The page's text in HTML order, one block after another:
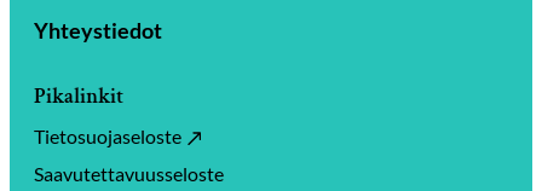
Yhteystiedot
Pikalinkit
Tietosuojaseloste
Saavutettavuusseloste